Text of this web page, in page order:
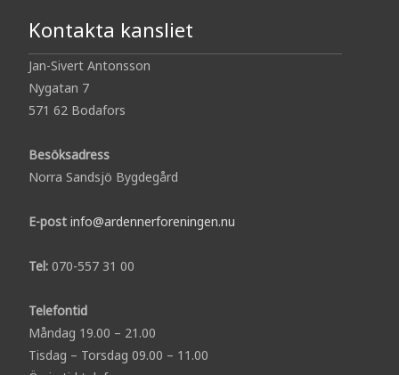
Kontakta kansliet
Jan-Sivert Antonsson
Nygatan 7
571 62 Bodafors
Besöksadress
Norra Sandsjö Bygdegård
E-post info@ardennerforeningen.nu
Tel: 070-557 31 00
Telefontid
Måndag 19.00 – 21.00
Tisdag – Torsdag 09.00 – 11.00